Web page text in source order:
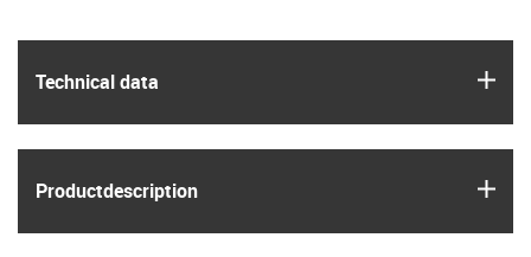
Technical data
Product­description